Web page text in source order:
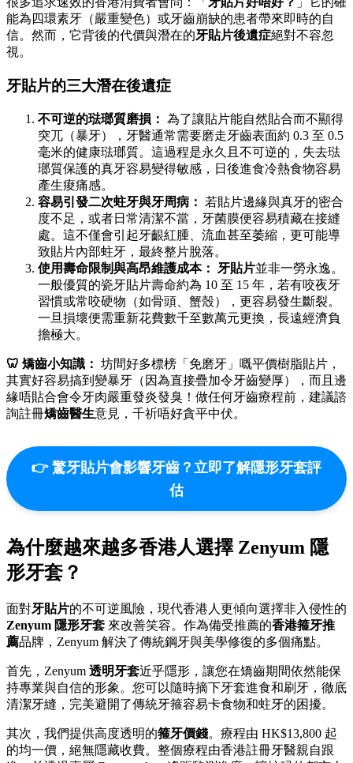
能為四環素牙（嚴重變色）或牙齒崩缺的患者帶來即時的自
信。然而，它背後的代價與潛在的牙貼片後遺症絕對不容忽
視。
牙貼片的三大潛在後遺症
不可逆的琺瑯質磨損： 為了讓貼片能自然貼合而不顯得
突兀（暴牙），牙醫通常需要磨走牙齒表面約 0.3 至 0.5
毫米的健康琺瑯質。這過程是永久且不可逆的，失去琺
瑯質保護的真牙容易變得敏感，日後進食冷熱食物容易
產生痠痛感。
容易引發二次蛀牙與牙周病：
若貼片邊緣與真牙的密合
度不足，或者日常清潔不當，牙菌膜便容易積藏在接縫
處。這不僅會引起牙齦紅腫、流血甚至萎縮，更可能導
致貼片內部蛀牙，最終整片脫落。
使用壽命限制與高昂維護成本：
牙貼片並非一勞永逸。
一般優質的瓷牙貼片壽命約為 10 至 15 年，若有咬夜牙
習慣或常咬硬物（如骨頭、蟹殼），更容易發生斷裂。
一旦損壞便需重新花費數千至數萬元更換，長遠經濟負
擔極大。
🦷 矯齒小知識： 坊間好多標榜「免磨牙」嘅平價樹脂貼片，
其實好容易搞到變暴牙（因為直接疊加令牙齒變厚），而且邊
緣唔貼合會令牙肉嚴重發炎發臭！做任何牙齒療程前，建議諮
詢註冊矯齒醫生意見，千祈唔好貪平中伏。
👉 驚牙貼片會影響牙齒？立即了解隱形牙套評
估
為什麼越來越多香港人選擇 Zenyum 隱
形牙套？
面對牙貼片的不可逆風險，現代香港人更傾向選擇非入侵性的
Zenyum 隱形牙套 來改善笑容。作為備受推薦的香港箍牙推
薦品牌，Zenyum 解決了傳統鋼牙與美學修復的多個痛點。
首先，Zenyum 透明牙套近乎隱形，讓您在矯齒期間依然能保
持專業與自信的形象。您可以隨時摘下牙套進食和刷牙，徹底
清潔牙縫，完美避開了傳統牙箍容易卡食物和蛀牙的困擾。
其次，我們提供高度透明的箍牙價錢。療程由 HK$13,800 起
的均一價，絕無隱藏收費。整個療程由香港註冊牙醫親自跟